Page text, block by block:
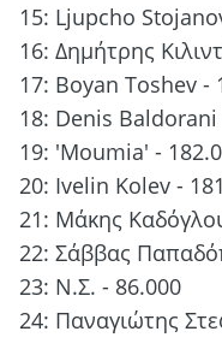
15: Ljupcho
16: Δημήτρης
17: Boyan Toshev -
18: Denis Baldorani
19: 'Moumia' -
20: Ivelin Kolev -
21: Μάκης
22: Σάββας
23: Ν.Σ. - 86.000
24: Παναγιώτης